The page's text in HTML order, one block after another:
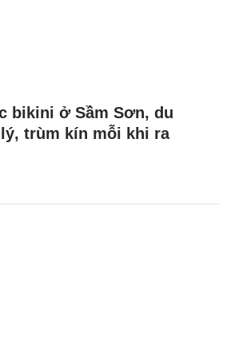
bikini ở Sầm Sơn, du
trùm kín mỗi khi ra